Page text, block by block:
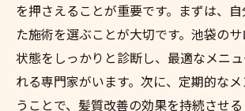
を押さえることが重要です。まずは、
た施術を選ぶことが大切です。池袋の
状態をしっかりと診断し、最適なメニ
れる専門家がいます。次に、定期的な
うことで、髪質改善の効果を持続させ